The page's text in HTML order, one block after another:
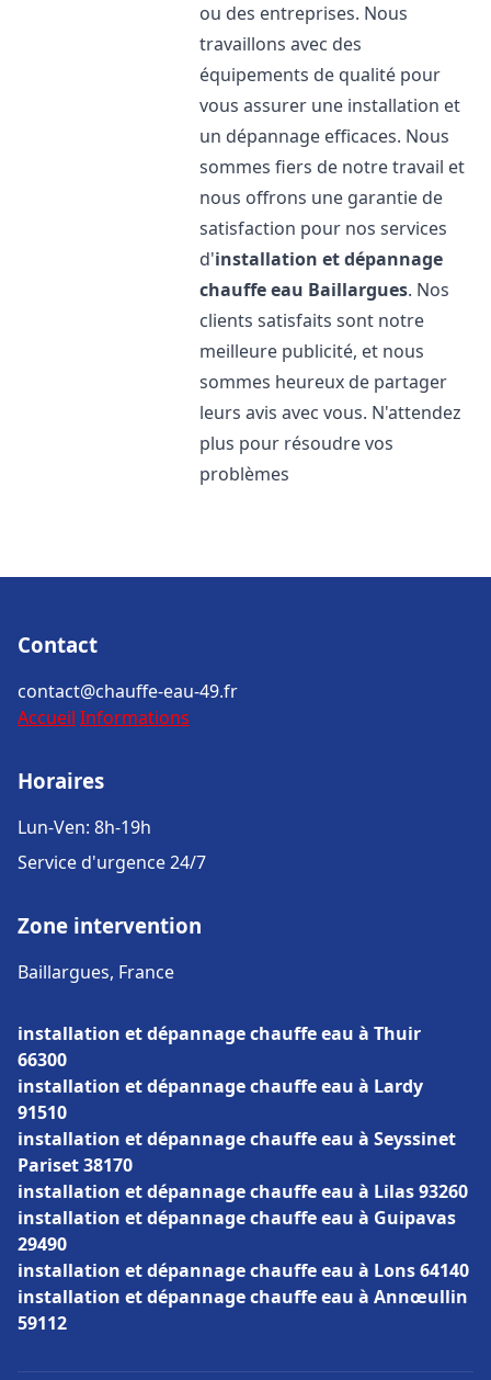
ou des entreprises. Nous
travaillons avec des
équipements de qualité pour
vous assurer une installation et
un dépannage efficaces. Nous
sommes fiers de notre travail et
nous offrons une garantie de
satisfaction pour nos services
d'installation et dépannage
chauffe eau Baillargues. Nos
clients satisfaits sont notre
meilleure publicité, et nous
sommes heureux de partager
leurs avis avec vous. N'attendez
plus pour résoudre vos
problèmes
Contact
contact@chauffe-eau-49.fr
Accueil Informations
Horaires
Lun-Ven: 8h-19h
Service d'urgence 24/7
Zone intervention
Baillargues, France
installation et dépannage chauffe eau à Thuir
66300
installation et dépannage chauffe eau à Lardy
91510
installation et dépannage chauffe eau à Seyssinet
Pariset 38170
installation et dépannage chauffe eau à Lilas 93260
installation et dépannage chauffe eau à Guipavas
29490
installation et dépannage chauffe eau à Lons 64140
installation et dépannage chauffe eau à Annœullin
59112